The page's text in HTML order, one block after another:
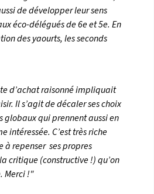
de développer leur sens
éco-délégués de 6e et 5e. En
des yaourts, les seconds
d’achat raisonné impliquait
Il s’agit de décaler ses choix
globaux qui prennent aussi en
intéressée. C’est très riche
à repenser ses propres
critique (constructive !) qu’on
Merci !"